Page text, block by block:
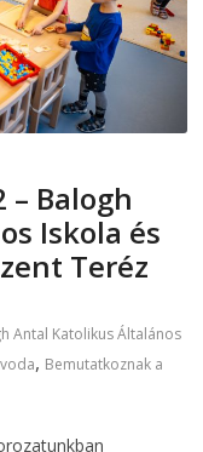
– Balogh
Iskola és
Teréz
Antal Katolikus Általános
, Bemutatkoznak a